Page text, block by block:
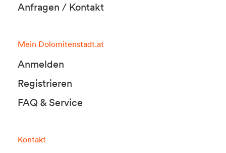
Anfragen / Kontakt
Mein Dolomitenstadt.at
Anmelden
Registrieren
FAQ & Service
Kontakt